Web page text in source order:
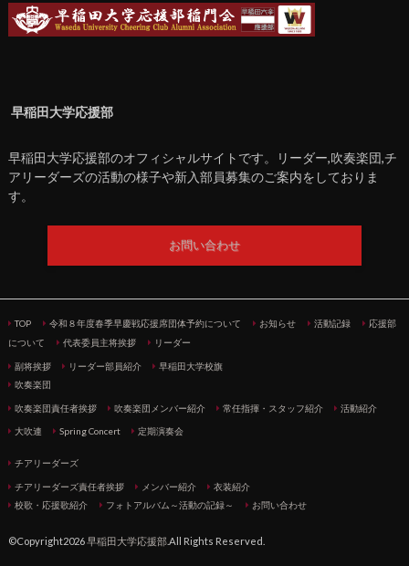
早稲田大学応援部
早稲田大学応援部のオフィシャルサイトです。リーダー,吹奏楽団,チ
アリーダーズの活動の様子や新入部員募集のご案内をしておりま
す。
お問い合わせ
TOP 令和８年度春季早慶戦応援席団体予約について お知らせ 活動記録
応援部
について
代表委員主将挨拶 リーダー
副将挨拶 リーダー部員紹介
早稲田大学校旗
吹奏楽団
吹奏楽団責任者挨拶 吹奏楽団メンバー紹介 常任指揮・スタッフ紹介 活動紹介
大吹連 Spring Concert 定期演奏会
チアリーダーズ
チアリーダーズ責任者挨拶 メンバー紹介
衣装紹介
校歌・応援歌紹介
フォトアルバム～活動の記録～ お問い合わせ
©Copyright2026早稲田大学応援部.All Rights Reserved.